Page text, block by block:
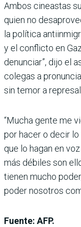
Ambos cineastas
quien no
la política
y el conflicto en
denunciar”, dijo el
colegas a
sin temor a
“Mucha gente me
por hacer o decir lo
que lo hagan en
más débiles son
tienen mucho
poder nosotros
Fuente: AFP.